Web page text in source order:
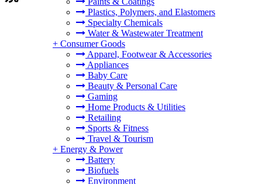
Plastics, Polymers, and Elastomers
Specialty Chemicals
Water & Wastewater Treatment
+ Consumer Goods
Apparel, Footwear & Accessories
Appliances
Baby Care
Beauty & Personal Care
Gaming
Home Products & Utilities
Retailing
Sports & Fitness
Travel & Tourism
+ Energy & Power
Battery
Biofuels
Environment